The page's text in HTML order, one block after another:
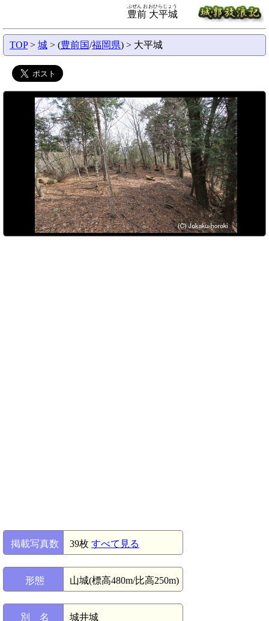
豊前 大平城
ぶぜん おおひらじょう
TOP> 城 > (豊前国/福岡県) > 大平城
掲載写真数 39枚 すべて見る
形態 山城(標高480m/比高250m)
別 名 城井城